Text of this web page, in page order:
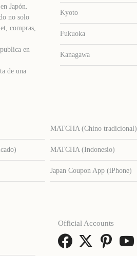
Japón.
no solo
compras,
en
de una
Kyoto
Fukuoka
Kanagawa
MATCHA (Chino tradicional)
MATCHA (Indonesio)
Japan Coupon App (iPhone)
Official Accounts